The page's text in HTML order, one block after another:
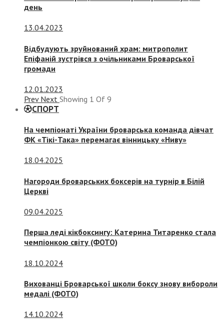
день
13.04.2023
Відбудують зруйнований храм: митрополит
Епіфаній зустрівся з очільниками Броварської
громади
12.01.2023
Prev Next Showing 1 Of 9
СПОРТ
На чемпіонаті України броварська команда дівчат
ФК «Тікі-Така» перемагає вінницьку «Ниву»
18.04.2025
Нагороди броварських боксерів на турнір в Білій
Церкві
09.04.2025
Перша леді кікбоксингу: Катерина Титаренко стала
чемпіонкою світу (ФОТО)
18.10.2024
Вихованці Броварської школи боксу знову вибороли
медалі (ФОТО)
14.10.2024